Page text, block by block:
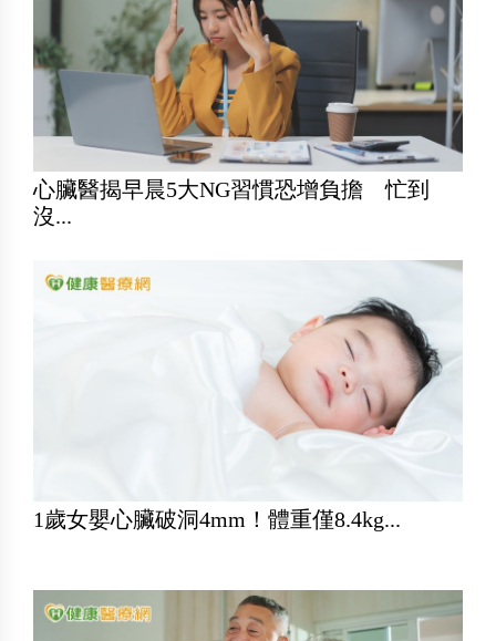
心臟醫揭早晨5大NG習慣恐增負擔 忙到
沒...
1歲女嬰心臟破洞4mm！體重僅8.4kg...